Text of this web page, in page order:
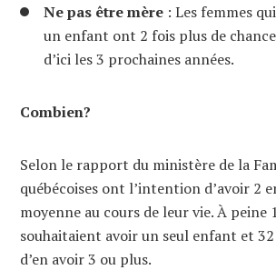
Ne pas être mère : Les femmes
un enfant ont 2 fois plus de
d’ici les 3 prochaines années.
Combien?
Selon le rapport du ministère de la
québécoises ont l’intention d’avoir 2
moyenne au cours de leur vie. À peine
souhaitaient avoir un seul enfant et 32
d’en avoir 3 ou plus.